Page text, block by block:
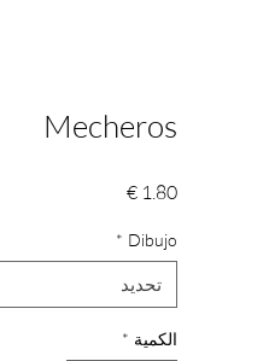
Mecheros
السعر
Dibujo
*
تحديد
الكمية *